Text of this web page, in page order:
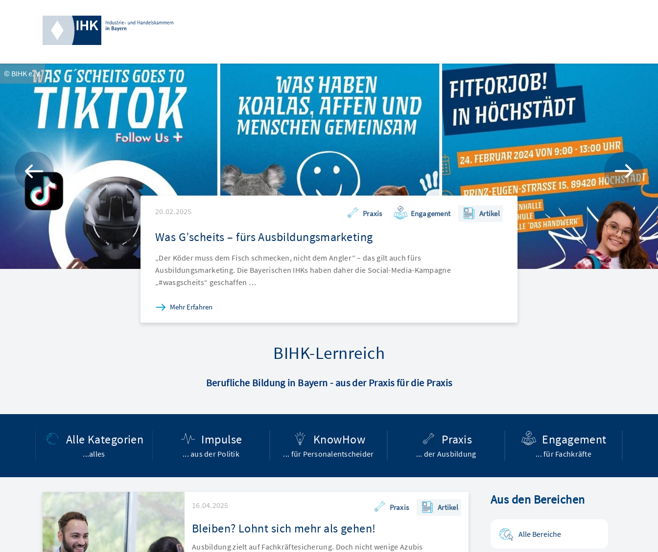
© BIHK e. V.
20.02.2025 Praxis Engagement Artikel
Was G’scheits – fürs Ausbildungsmarketing
„Der Köder muss dem Fisch schmecken, nicht dem Angler“ – das gilt auch fürs
Ausbildungsmarketing. Die Bayerischen IHKs haben daher die Social-Media-Kampagne
„#wasgscheits“ geschaffen …
Mehr Erfahren
BIHK-Lernreich
Berufliche Bildung in Bayern - aus der Praxis für die Praxis
Alle Kategorien
...alles
Impulse
... aus der Politik
KnowHow
... für Personalentscheider
Praxis
... der Ausbildung
Engagement
... für Fachkräfte
16.04.2025 Praxis Artikel
Bleiben? Lohnt sich mehr als gehen!
Ausbildung zielt auf Fachkräftesicherung. Doch nicht wenige Azubis
Aus den Bereichen
Alle Bereiche